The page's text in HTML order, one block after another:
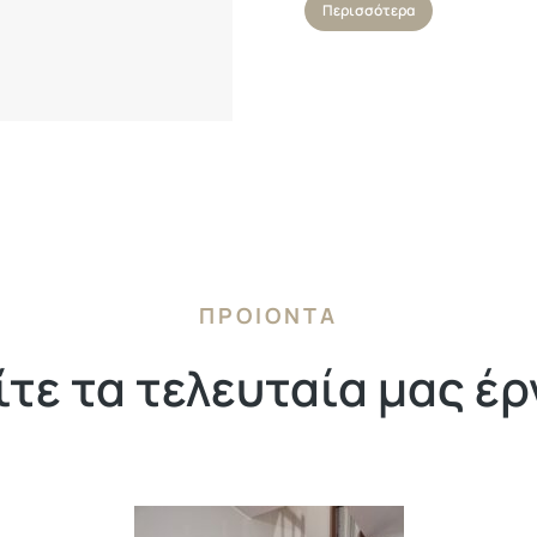
Περισσότερα
ΠΡΟΙΟΝΤΑ
τα τελευταία μας